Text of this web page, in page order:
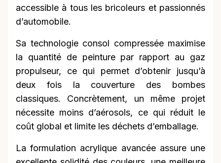
accessible à tous les bricoleurs et passionnés
d’automobile.
Sa technologie consol compressée maximise
la quantité de peinture par rapport au gaz
propulseur, ce qui permet d’obtenir jusqu’à
deux fois la couverture des bombes
classiques. Concrètement, un même projet
nécessite moins d’aérosols, ce qui réduit le
coût global et limite les déchets d’emballage.
La formulation acrylique avancée assure une